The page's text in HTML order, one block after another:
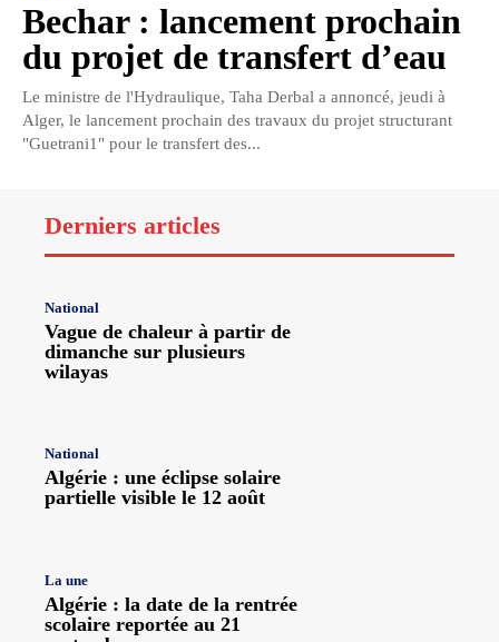
Bechar : lancement prochain
du projet de transfert d’eau
Le ministre de l'Hydraulique, Taha Derbal a annoncé, jeudi à
Alger, le lancement prochain des travaux du projet structurant
"Guetrani1" pour le transfert des...
Derniers articles
National
Vague de chaleur à partir de
dimanche sur plusieurs
wilayas
National
Algérie : une éclipse solaire
partielle visible le 12 août
La une
Algérie : la date de la rentrée
scolaire reportée au 21